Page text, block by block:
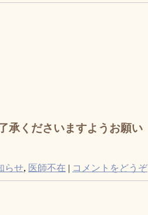
承くださいますようお願い
らせ, 医師不在 | コメントをどうぞ